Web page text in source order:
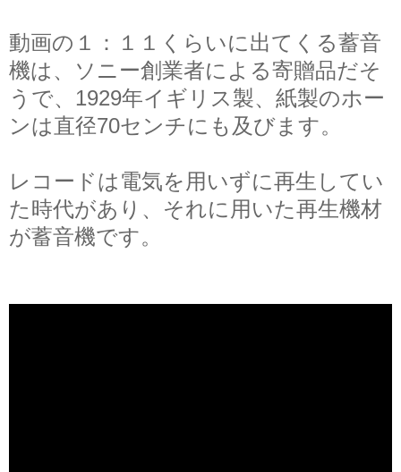
動画の１：１１くらいに出てくる蓄音
機は、ソニー創業者による寄贈品だそ
うで、1929年イギリス製、紙製のホー
ンは直径70センチにも及びます。
レコードは電気を用いずに再生してい
た時代があり、それに用いた再生機材
が蓄音機です。